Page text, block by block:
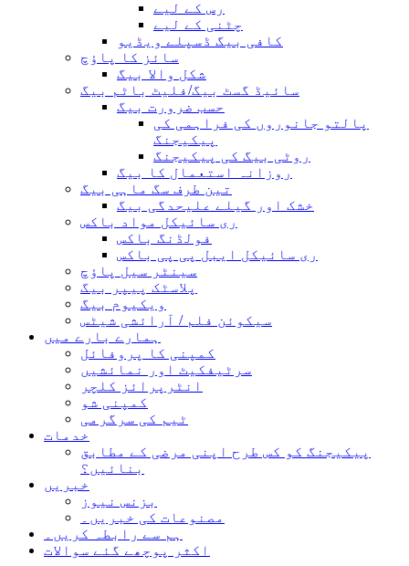
رس کے لیے
چٹنی کے لیے
کافی بیگ ڈسپلے ویڈیو
سائز کا پاؤچ
شکل والا بیگ
سائیڈ گسٹ بیگ/فلیٹ باٹم بیگ
حسب ضرورت بیگ
پالتو جانوروں کی فراہمی کی
پیکیجنگ
روٹی بیگ کی پیکیجنگ
روزانہ استعمال کا بیگ
تین طرف سگ ماہی بیگ
خشک اور گیلے علیحدگی بیگ
ری سائیکل مواد باکس
فولڈنگ باکس
ری سائیکل ایبل پی پی باکس
سینٹر سیل پاؤچ
پلاسٹک پیپر بیگ
ویکیوم بیگ
سیکوئن فلم / آرائشی شیٹس
ہمارے بارے میں
کمپنی کا پروفائل
سرٹیفکیٹ اور نمائشیں
انٹرپرائز کلچر
کمپنی شو
ٹیم کی سرگرمی
خدمات
پیکیجنگ کو کس طرح اپنی مرضی کے مطابق
بنائیں؟
خبریں
بزنس نیوز
مصنوعات کی خبریں۔
ہم سے رابطہ کریں۔
اکثر پوچھے گئے سوالات